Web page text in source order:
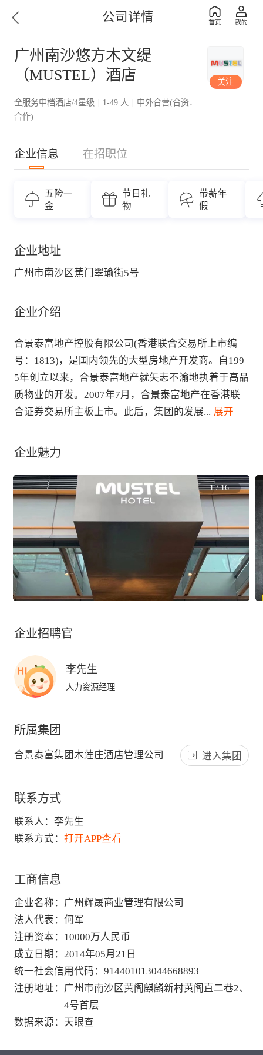
公司详情
广州南沙悠方木文缇
（MUSTEL）酒店
全服务中档酒店/4星级 | 1-49 人 | 中外合营(合资．
合作)
关注
企业信息 在招职位
五险一
金
节日礼
物
带薪年
假
企业地址
广州市南沙区蕉门翠瑜街5号
企业介绍
合景泰富地产控股有限公司(香港联合交易所上市编
号：1813)，是国内领先的大型房地产开发商。自199
5年创立以来，合景泰富地产就矢志不渝地执着于高品
质物业的开发。2007年7月，合景泰富地产在香港联
合证券交易所主板上市。此后，集团的发展... 展开
企业魅力
1/16
企业招聘官
李先生
人力资源经理
所属集团
合景泰富集团木莲庄酒店管理公司 进入集团
联系方式
联系人： 李先生
联系方式： 打开APP查看
工商信息
企业名称 ： 广州辉晟商业管理有限公司
法人代表 ： 何军
注册资本 ： 10000万人民币
成立日期 ： 2014年05月21日
统一社会信用代码 ： 914401013044668893
注册地址 ： 广州市南沙区黄阁麒麟新村黄阁直二巷2、
4号首层
数据来源 ： 天眼查